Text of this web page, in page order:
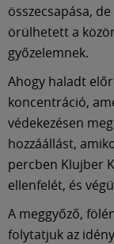
összecsapása,
örülhetett a
győzelemnek.
Ahogy haladt
koncentráció,
védekezésen
hozzáállást,
percben Klujber
ellenfelét, és
A meggyőző,
folytatjuk az